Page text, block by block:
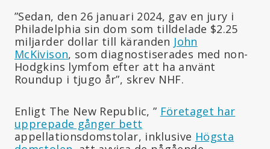
”Sedan, den 26 januari 2024, gav en jury i
Philadelphia sin dom som tilldelade $2.25
miljarder dollar till käranden John
McKivison, som diagnostiserades med non-
Hodgkins lymfom efter att ha använt
Roundup i tjugo år”, skrev NHF.
Enligt The New Republic, ” Företaget har
upprepade gånger bett
appellationsdomstolar, inklusive Högsta